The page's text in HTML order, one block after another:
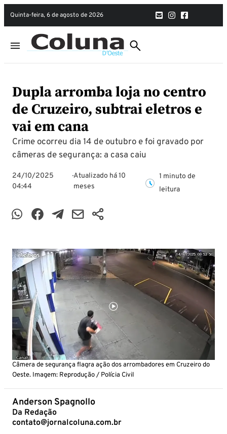
quinta-feira, 6 de agosto de 2026
Dupla arromba loja no centro
de Cruzeiro, subtrai eletros e
vai em cana
Crime ocorreu dia 14 de outubro e foi gravado por
câmeras de segurança: a casa caiu
24/10/2025
04:44
Atualizado há 10
meses
1 minuto de
leitura
Câmera de segurança flagra ação dos arrombadores em Cruzeiro do
Oeste. Imagem: Reprodução / Polícia Civil
Anderson Spagnollo
Da Redação
contato@jornalcoluna.com.br